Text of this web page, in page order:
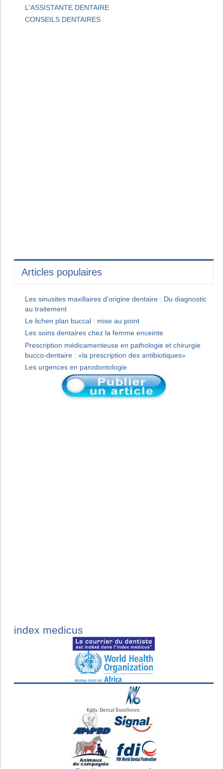
L'ASSISTANTE DENTAIRE
CONSEILS DENTAIRES
Articles populaires
Les sinusites maxillaires d'origine dentaire : Du diagnostic
au traitement
Le lichen plan buccal : mise au point
Les soins dentaires chez la femme enceinte
Prescription médicamenteuse en pathologie et chirurgie
bucco-dentaire : «la prescription des antibiotiques»
Les urgences en parodontologie
index medicus